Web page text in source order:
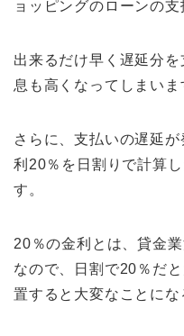
ョッピングのローンの
出来るだけ早く遅延分
息も高くなってしまいま
さらに、支払いの遅延
利20％を日割りで計算
す。
20％の金利とは、貸金
なので、日割で20％だ
置すると大変なことにな